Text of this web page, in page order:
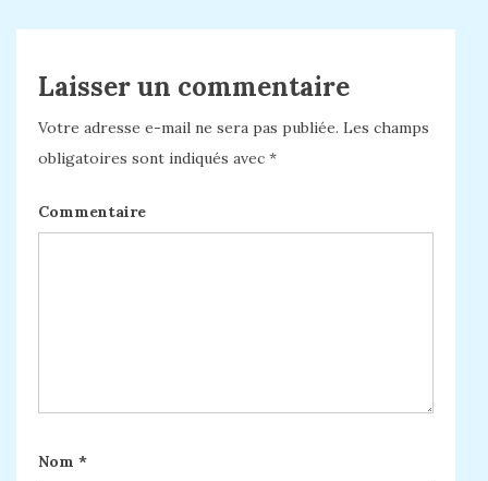
Laisser un commentaire
Votre adresse e-mail ne sera pas publiée. Les champs
obligatoires sont indiqués avec *
Commentaire
Nom *